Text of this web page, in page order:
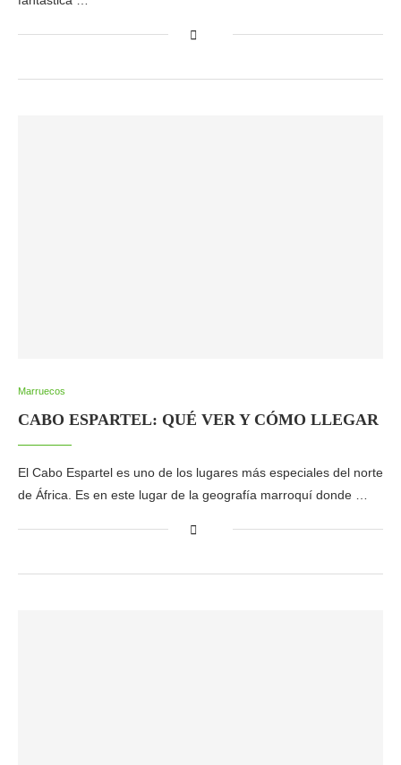
Marruecos
CABO ESPARTEL: QUÉ VER Y CÓMO LLEGAR
El Cabo Espartel es uno de los lugares más especiales del norte
de África. Es en este lugar de la geografía marroquí donde …